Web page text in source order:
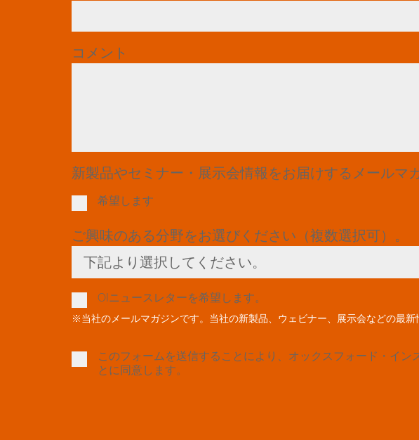
コメント
新製品やセミナー・展示会情報をお届けするメールマ
希望します
ご興味のある分野をお選びください（複数選択可）。
下記より選択してください。
Toggle Dropdown
OIニュースレターを希望します。
※当社のメールマガジンです。当社の新製品、ウェビナー、展示会などの最新
このフォームを送信することにより、オックスフォード・イン
とに同意します。